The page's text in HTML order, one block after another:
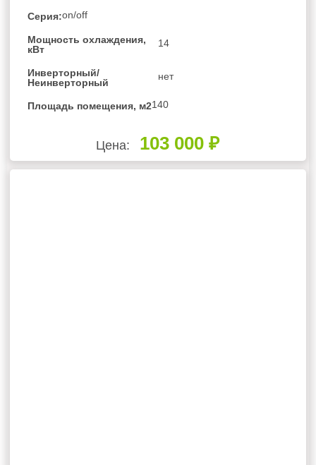
Серия:on/off
Мощность охлаждения,
кВт
14
Инверторный/
Неинверторный
нет
Площадь помещения, м2140
Цена: 103 000 ₽